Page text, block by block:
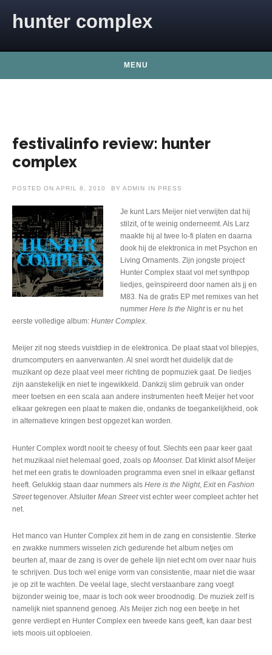
hunter complex
MENU
festivalinfo review: hunter
complex
POSTED ON APRIL 8, 2010 BY ADMIN IN PRESS
Je kunt Lars Meijer niet verwijten dat hij
stilzit, of te weinig onderneemt. Als Larz
maakte hij al twee lo-fi platen en daarna
dook hij de elektronica in met Psychon en
Living Ornaments. Zijn jongste project
Hunter Complex staat vol met synthpop
liedjes, geïnspireerd door namen als jj en
M83. Na de gratis EP met remixes van het
nummer Here Is the Nightis er nu het
eerste volledige album: Hunter Complex.
Meijer zit nog steeds vuistdiep in de elektronica. De plaat staat vol bliepjes,
drumcomputers en aanverwanten. Al snel wordt het duidelijk dat de
muzikant op deze plaat veel meer richting de popmuziek gaat. De liedjes
zijn aanstekelijk en niet te ingewikkeld. Dankzij slim gebruik van onder
meer toetsen en een scala aan andere instrumenten heeft Meijer het voor
elkaar gekregen een plaat te maken die, ondanks de toegankelijkheid, ook
in alternatieve kringen best opgezet kan worden.
Hunter Complex wordt nooit te cheesy of fout. Slechts een paar keer gaat
het muzikaal niet helemaal goed, zoals op Moonset. Dat klinkt alsof Meijer
het met een gratis te downloaden programma even snel in elkaar geflanst
heeft. Gelukkig staan daar nummers als Here is the Night, Exiten Fashion
Streettegenover. Afsluiter Mean Streetvist echter weer compleet achter het
net.
Het manco van Hunter Complex zit hem in de zang en consistentie. Sterke
en zwakke nummers wisselen zich gedurende het album netjes om
beurten af, maar de zang is over de gehele lijn niet echt om over naar huis
te schrijven. Dus toch wel enige vorm van consistentie, maar niet die waar
je op zit te wachten. De veelal lage, slecht verstaanbare zang voegt
bijzonder weinig toe, maar is toch ook weer broodnodig. De muziek zelf is
namelijk niet spannend genoeg. Als Meijer zich nog een beetje in het
genre verdiept en Hunter Complex een tweede kans geeft, kan daar best
iets moois uit opbloeien.